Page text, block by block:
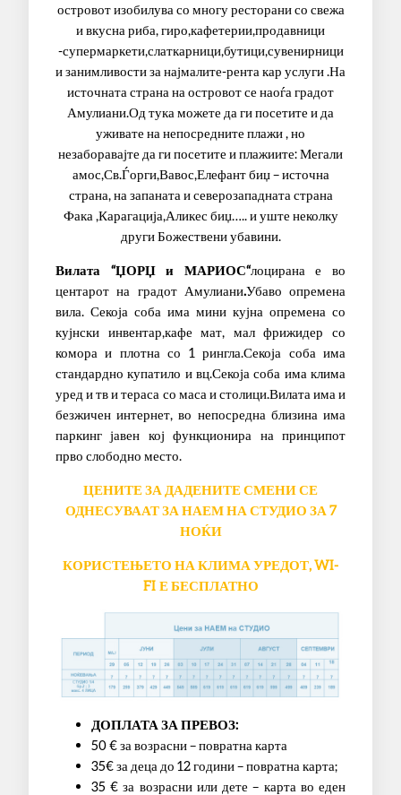
островот изобилува со многу ресторани со свежа
и вкусна риба, гиро,кафетерии,продавници
-супермаркети,слаткарници,бутици,сувенирници
и занимливости за најмалите-рента кар услуги .На
источната страна на островот се наоѓа градот
Амулиани.Од тука можете да ги посетите и да
уживате на непосредните плажи , но
незаборавајте да ги посетите и плажиите: Мегали
амос,Св.Ѓорги,Вавос,Елефант биџ – источна
страна, на запаната и северозападната страна
Фака ,Карагација,Аликес биџ….. и уште неколку
други Божествени убавини.
Вилата “ЏОРЏ и МАРИОС“лоцирана е во
центарот на градот Амулиани.Убаво опремена
вила. Секоја соба има мини кујна опремена со
кујнски инвентар,кафе мат, мал фрижидер со
комора и плотна со 1 рингла.Секоја соба има
стандардно купатило и вц.Секоја соба има клима
уред и тв и тераса со маса и столици.Вилата има и
безжичен интернет, во непосредна близина има
паркинг јавен кој функционира на принципот
прво слободно место.
ЦЕНИТЕ ЗА ДАДЕНИТЕ СМЕНИ СЕ
ОДНЕСУВААТ ЗА НАЕМ НА СТУДИО ЗА 7
НОЌИ
КОРИСТЕЊЕТО НА КЛИМА УРЕДОТ, WI-
FI Е БЕСПЛАТНО
ДОПЛАТА ЗА ПРЕВОЗ:
50 € за возрасни – повратна карта
35€ за деца до 12 години – повратна карта;
35 € за возрасни или дете – карта во еден